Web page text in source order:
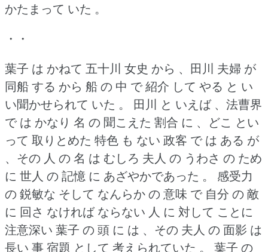
かたまって いた 。
・・
葉子 は かねて 五十川 女史 から 、田川 夫婦 が
同船 する から 船 の 中 で 紹介 して やる と い
い聞かせられて いた 。
田川 と いえば 、法曹界
で は かなり 名 の 聞こえた 割合 に 、どこ とい
って 取りとめた 特色 も ない 政客 で は ある が
、その 人 の 名 は むしろ 夫人 の うわさ の ため
に 世人 の 記憶 に あざやかであった 。
感受力
の 鋭敏な そして なんらか の 意味 で 自分 の 敵
に 回さ なければ ならない 人 に 対して ことに
注意深い 葉子 の 頭 に は 、その 夫人 の 面影 は
長い 事 宿題 として 考えられていた 。
葉子 の